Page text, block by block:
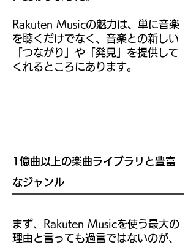
Rakuten Musicの魅力は、単に音楽
を聴くだけでなく、音楽との新しい
「つながり」や「発見」を提供して
くれるところにあります。
1億曲以上の楽曲ライブラリと豊富
なジャンル
まず、Rakuten Musicを使う最大の
理由と言っても過言ではないのが、